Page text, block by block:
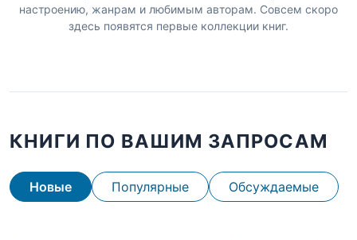
настроению, жанрам и любимым авторам. Совсем скоро
здесь появятся первые коллекции книг.
КНИГИ ПО ВАШИМ ЗАПРОСАМ
Новые Популярные Обсуждаемые